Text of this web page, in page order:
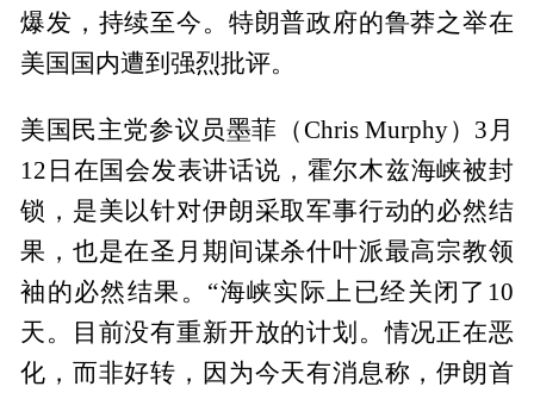
爆发，持续至今。特朗普政府的鲁莽之举在
美国国内遭到强烈批评。
美国民主党参议员墨菲（Chris Murphy）3月
12日在国会发表讲话说，霍尔木兹海峡被封
锁，是美以针对伊朗采取军事行动的必然结
果，也是在圣月期间谋杀什叶派最高宗教领
袖的必然结果。“海峡实际上已经关闭了10
天。目前没有重新开放的计划。情况正在恶
化，而非好转，因为今天有消息称，伊朗首